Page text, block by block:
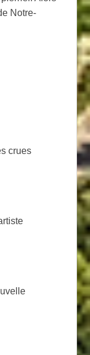
Notre-
crues